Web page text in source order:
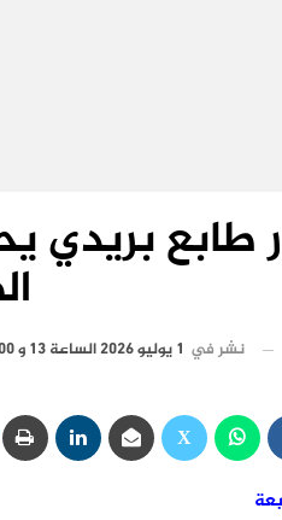
طابع بريدي
نشر في 1 يوليو 2026 الساعة 13 و 00 دقيقة